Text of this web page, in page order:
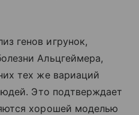
генов игрунок,
Альцгеймера,
тех же вариаций
Это подтверждает
хорошей моделью